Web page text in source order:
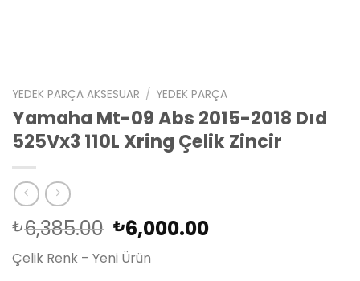
YEDEK PARÇA AKSESUAR / YEDEK PARÇA
Yamaha Mt-09 Abs 2015-2018 Dıd
525Vx3 110L Xring Çelik Zincir
₺6,385.00 Orijinal
fiyat:
₺6,385.00.
₺6,000.00Şu
Çelik Renk – Yeni Ürün